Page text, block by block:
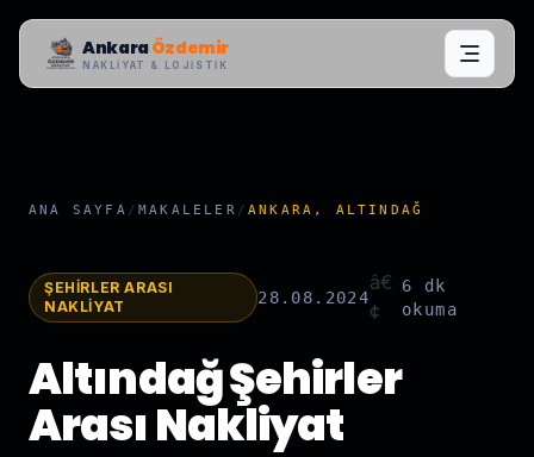
AnkaraÖzdemir
NAKLIYAT & LOJISTIK
ANA SAYFA /MAKALELER /ANKARA, ALTINDAĞ
ŞEHIRLER ARASI
NAKLIYAT
28.08.2024
â€
¢
6 dk
okuma
Altındağ Şehirler
Arası Nakliyat